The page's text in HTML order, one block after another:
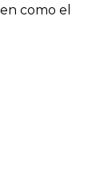
como el